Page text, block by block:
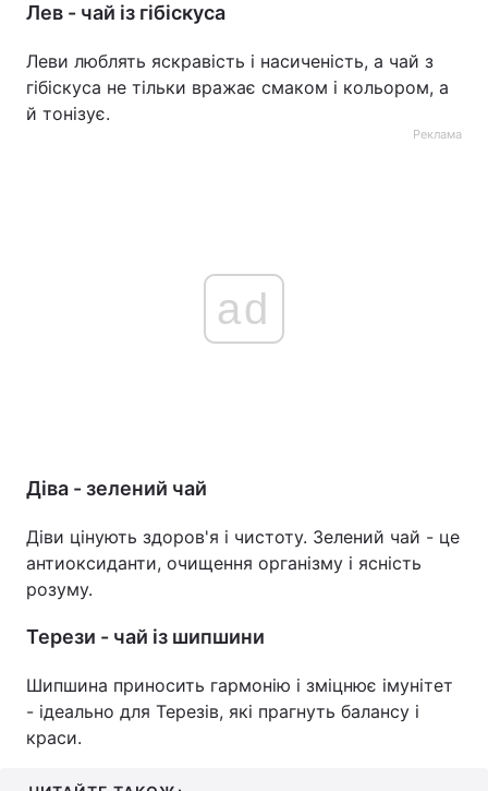
Лев - чай із гібіскуса
Леви люблять яскравість і насиченість, а чай з
гібіскуса не тільки вражає смаком і кольором, а
й тонізує.
Реклама
ad
Діва - зелений чай
Діви цінують здоров'я і чистоту. Зелений чай - це
антиоксиданти, очищення організму і ясність
розуму.
Терези - чай із шипшини
Шипшина приносить гармонію і зміцнює імунітет
- ідеально для Терезів, які прагнуть балансу і
краси.